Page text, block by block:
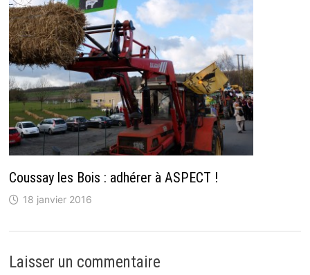
Coussay les Bois : adhérer à ASPECT !
18 janvier 2016
Laisser un commentaire